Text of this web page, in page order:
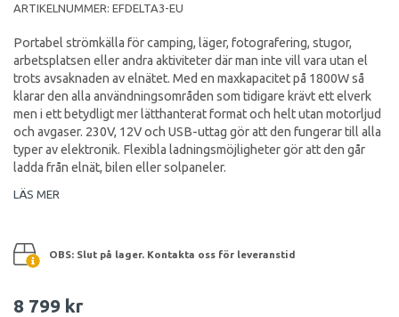
ARTIKELNUMMER: EFDELTA3-EU
Portabel strömkälla för camping, läger, fotografering, stugor,
arbetsplatsen eller andra aktiviteter där man inte vill vara utan el
trots avsaknaden av elnätet. Med en maxkapacitet på 1800W så
klarar den alla användningsområden som tidigare krävt ett elverk
men i ett betydligt mer lätthanterat format och helt utan motorljud
och avgaser. 230V, 12V och USB-uttag gör att den fungerar till alla
typer av elektronik. Flexibla ladningsmöjligheter gör att den går
ladda från elnät, bilen eller solpaneler.
LÄS MER
OBS: Slut på lager. Kontakta oss för leveranstid
8 799 kr